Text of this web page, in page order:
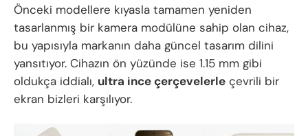
Önceki modellere kıyasla tamamen yeniden
tasarlanmış bir kamera modülüne sahip olan cihaz,
bu yapısıyla markanın daha güncel tasarım dilini
yansıtıyor. Cihazın ön yüzünde ise 1.15 mm gibi
oldukça iddialı, ultra ince çerçevelerle çevrili bir
ekran bizleri karşılıyor.